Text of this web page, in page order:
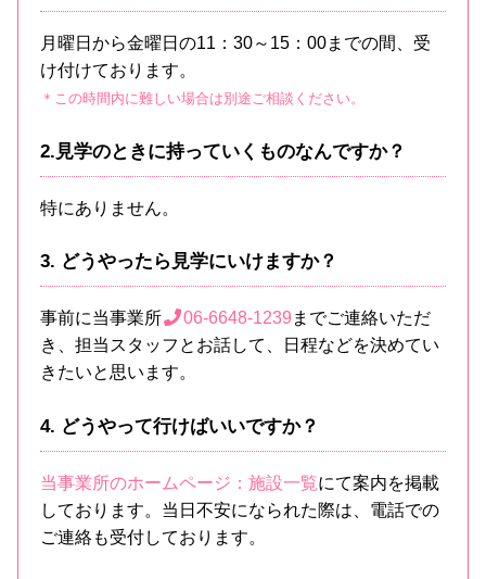
月曜日から金曜日の11：30～15：00までの間、受
け付けております。
＊この時間内に難しい場合は別途ご相談ください。
2.見学のときに持っていくものなんですか？
特にありません。
3. どうやったら見学にいけますか？
事前に当事業所 06-6648-1239 までご連絡いただ
き、担当スタッフとお話して、日程などを決めてい
きたいと思います。
4. どうやって行けばいいですか？
当事業所のホームページ：施設一覧にて案内を掲載
しております。当日不安になられた際は、電話での
ご連絡も受付しております。